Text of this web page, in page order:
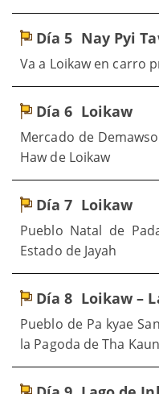
Día 5 Nay Pyi
Va a Loikaw en carro
Día 6 Loikaw
Mercado de
Haw de Loikaw
Día 7 Loikaw
Pueblo Natal de
Estado de Jayah
Día 8 Loikaw –
Pueblo de Pa kyae
la Pagoda de Tha